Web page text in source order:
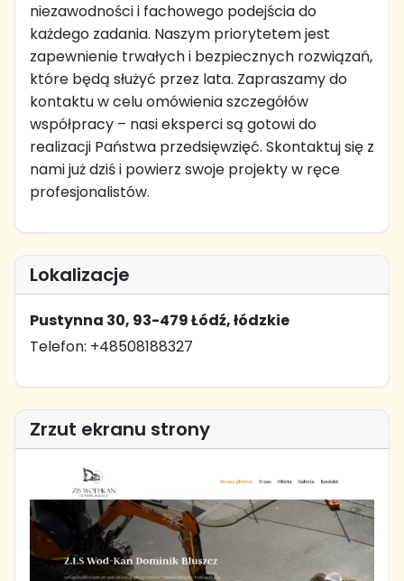
niezawodności i fachowego podejścia do
każdego zadania. Naszym priorytetem jest
zapewnienie trwałych i bezpiecznych rozwiązań,
które będą służyć przez lata. Zapraszamy do
kontaktu w celu omówienia szczegółów
współpracy – nasi eksperci są gotowi do
realizacji Państwa przedsięwzięć. Skontaktuj się z
nami już dziś i powierz swoje projekty w ręce
profesjonalistów.
Lokalizacje
Pustynna 30, 93-479 Łódź, łódzkie
Telefon: +48508188327
Zrzut ekranu strony